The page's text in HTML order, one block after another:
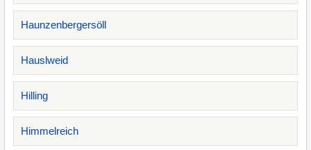
Haunzenbergersöll
Hauslweid
Hilling
Himmelreich